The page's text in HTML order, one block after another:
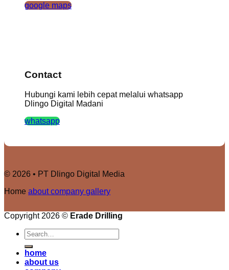
google maps
Contact
Hubungi kami lebih cepat melalui whatsapp
Dlingo Digital Madani
whatsapp
© 2026 • PT Dlingo Digital Media
Home about company gallery
Copyright 2026 © Erade Drilling
home
about us